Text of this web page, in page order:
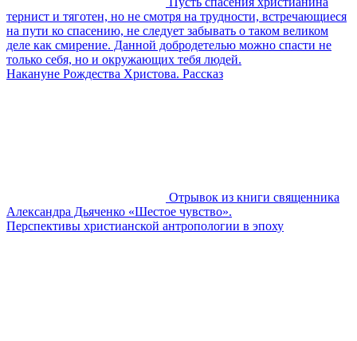
тернист и тяготен, но не смотря на трудности, встречающиеся
на пути ко спасению, не следует забывать о таком великом
деле как смирение. Данной добродетелью можно спасти не
только себя, но и окружающих тебя людей.
Накануне Рождества Христова. Рассказ
Отрывок из книги священника
Александра Дьяченко «Шестое чувство».
Перспективы христианской антропологии в эпоху